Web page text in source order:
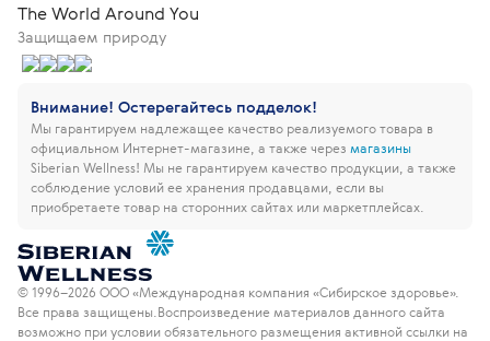
The World Around You
Защищаем природу
Внимание! Остерегайтесь подделок!
Мы гарантируем надлежащее качество реализуемого товара в
официальном Интернет-магазине, а также через магазины
Siberian Wellness! Мы не гарантируем качество продукции, а также
соблюдение условий ее хранения продавцами, если вы
приобретаете товар на сторонних сайтах или маркетплейсах.
© 1996–2026 ООО «Международная компания «Сибирское здоровье».
Все права защищены. Воспроизведение материалов данного сайта
возможно при условии обязательного размещения активной ссылки на